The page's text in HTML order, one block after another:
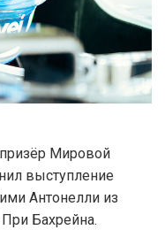
Мировой
выступление
Антонелли из
Бахрейна.